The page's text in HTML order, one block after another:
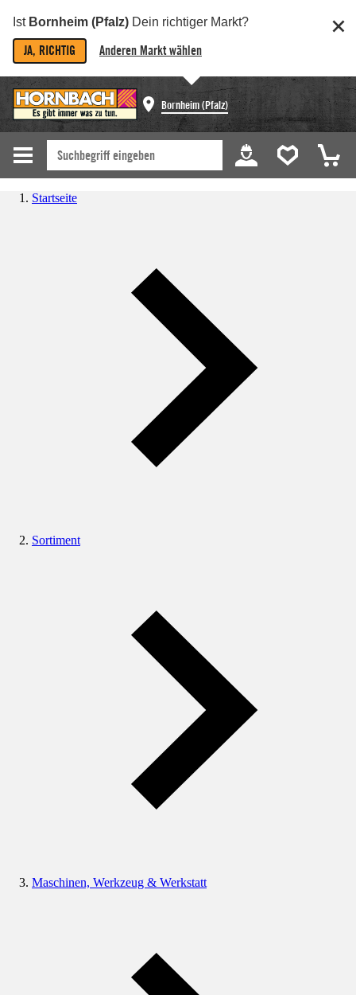
Ist Bornheim (Pfalz) Dein richtiger Markt?
JA, RICHTIG Anderen Markt wählen
Bornheim (Pfalz)
Startseite
Sortiment
Maschinen, Werkzeug & Werkstatt